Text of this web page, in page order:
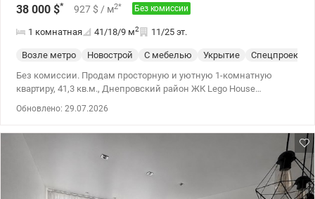
38 000 $* 927 $ / м2* Без комиссии
1 комнатная 41/18/9 м2 11/25 эт.
Возле метро Новострой С мебелью Укрытие Спецпроект
Без комиссии. Продам просторную и уютную 1-комнатную
квартиру, 41,3 кв.м., Днепровский район ЖК Lego House
17,9 кв.м., кухня с выходом на лоджию. На лоджии деревянный
пол, в комнате ламинат, в кухне, санузле и прихожей плитка.
Санузел смежный – установлена качественная сантехника,
бойлер. Есть возможность установить автономное отопление –
Обновлено: 29.07.2026